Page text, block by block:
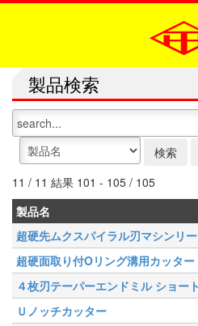
製品検索
11 / 11 結果 101 - 105 / 105
製品名
超硬先ムクスパイラル刃マシンリ
超硬面取り付Oリング溝用カッター
４枚刃テーパーエンドミル ショー
Ｕノッチカッター